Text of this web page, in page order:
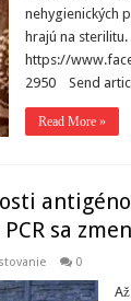
nehygienických
hrajú na
https://
2950 Send
Read More »
sa
0